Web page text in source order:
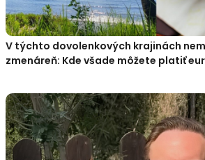
V týchto dovolenkových krajinách
zmenáreň: Kde všade môžete platiť